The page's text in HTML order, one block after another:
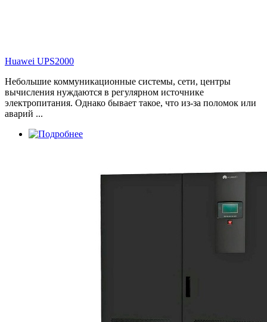
Huawei UPS2000
Небольшие коммуникационные системы, сети, центры
вычисления нуждаются в регулярном источнике
электропитания. Однако бывает такое, что из-за поломок или
аварий ...